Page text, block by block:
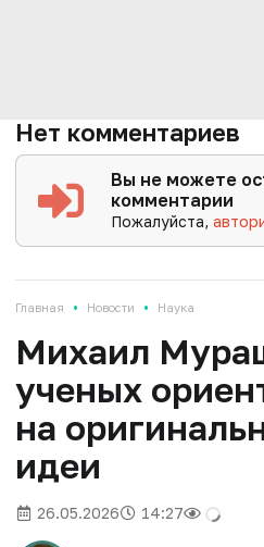
Нет комментариев
Вы не можете
комментарии
Пожалуйста,
Главная • Новости • Наука
Михаил
ученых
на
идеи
26.05.2026 14:27